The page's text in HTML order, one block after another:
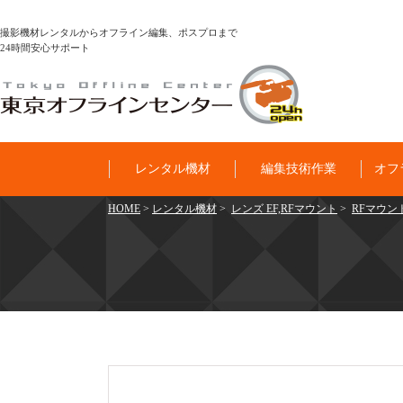
撮影機材レンタルからオフライン編集、ポスプロまで
24時間安心サポート
レンタル機材 編集技術作業 オフ
HOME > レンタル機材 > レンズ EF,RFマウント > RFマウン